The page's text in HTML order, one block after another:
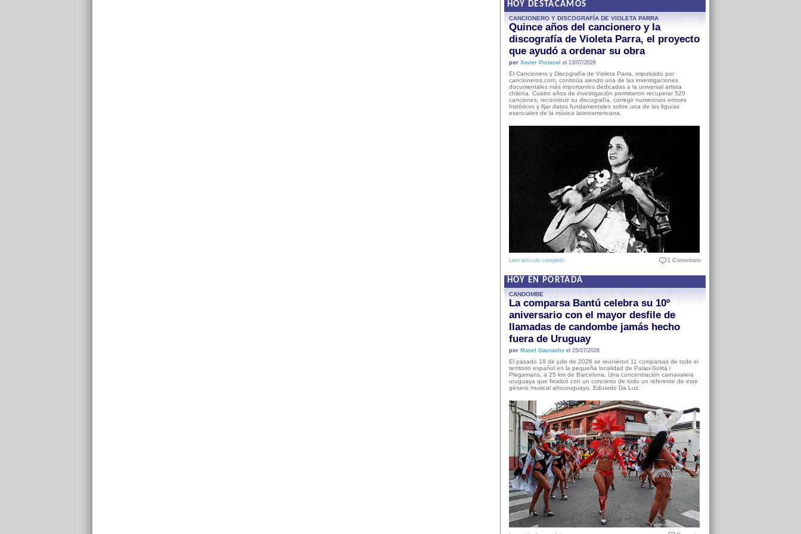
HOY DESTACAMOS
CANCIONERO Y DISCOGRAFÍA DE VIOLETA PARRA
Quince años del cancionero y la
discografía de Violeta Parra, el proyecto
que ayudó a ordenar su obra
por Xavier Pintanel el 13/07/2026
El Cancionero y Discografía de Violeta Parra, impulsado por
cancioneros.com, continúa siendo una de las investigaciones
documentales más importantes dedicadas a la universal artista
chilena. Cuatro años de investigación permitieron recuperar 520
canciones, reconstruir su discografía, corregir numerosos errores
históricos y fijar datos fundamentales sobre una de las figuras
esenciales de la música latinoamericana.
Leer artículo completo 1 Comentario
HOY EN PORTADA
CANDOMBE
La comparsa Bantú celebra su 10º
aniversario con el mayor desfile de
llamadas de candombe jamás hecho
fuera de Uruguay
por Manel Gausachsel 25/07/2026
El pasado 18 de julio de 2026 se reunieron 11 comparsas de todo el
territorio español en la pequeña localidad de Palau-Solità i
Plegamans, a 25 km de Barcelona. Una concentración carnavalera
uruguaya que finalizó con un concierto de todo un referente de este
género musical afrouruguayo, Eduardo Da Luz.